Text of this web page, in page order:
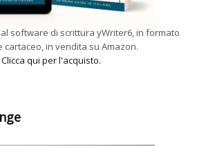
software di scrittura yWriter6, in formato
cartaceo, in vendita su Amazon.
Clicca qui per l'acquisto.